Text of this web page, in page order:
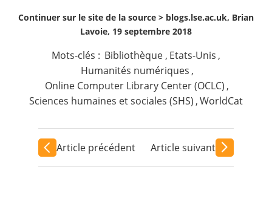
Continuer sur le site de la source > blogs.lse.ac.uk, Brian
Lavoie, 19 septembre 2018
Mots-clés : Bibliothèque , Etats-Unis ,
Humanités numériques ,
Online Computer Library Center (OCLC) ,
Sciences humaines et sociales (SHS) ,WorldCat
Article précédent Article suivant